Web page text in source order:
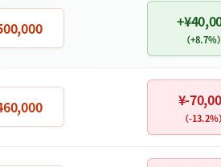
（+8.7%）
¥-
（-13.2%）